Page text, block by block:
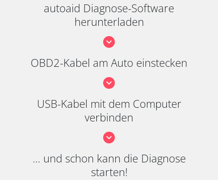
autoaid Diagnose-Software
herunterladen
OBD2-Kabel am Auto einstecken
USB-Kabel mit dem Computer
verbinden
… und schon kann die Diagnose
starten!